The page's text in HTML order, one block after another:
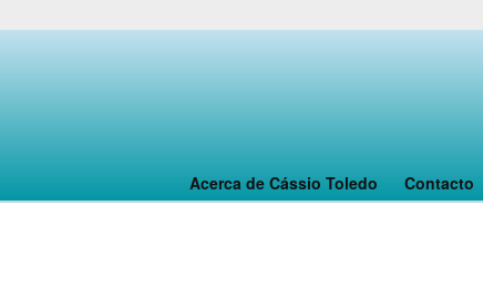
Acerca de Cássio Toledo Contacto